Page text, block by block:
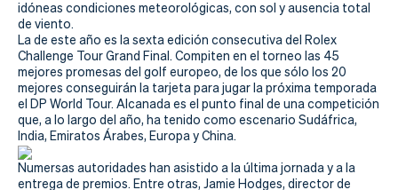
idóneas condiciones meteorológicas, con sol y ausencia total
de viento.
La de este año es la sexta edición consecutiva del Rolex
Challenge Tour Grand Final. Compiten en el torneo las 45
mejores promesas del golf europeo, de los que sólo los 20
mejores conseguirán la tarjeta para jugar la próxima temporada
el DP World Tour. Alcanada es el punto final de una competición
que, a lo largo del año, ha tenido como escenario Sudáfrica,
India, Emiratos Árabes, Europa y China.
Numersas autoridades han asistido a la última jornada y a la
entrega de premios. Entre otras, Jamie Hodges, director de